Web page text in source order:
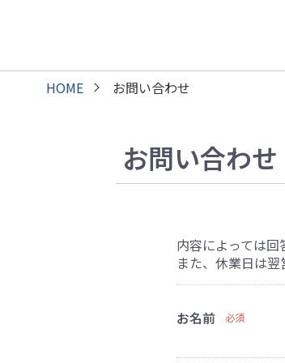
HOME お問い合わせ
お問い合わせ
内容によっては回
また、休業日は
お名前 必須